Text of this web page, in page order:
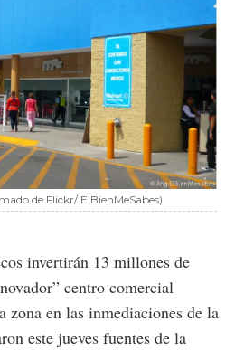
de Flickr/ ElBienMeSabes)
invertirán 13 millones de
centro comercial
zona en las inmediaciones de la
este jueves fuentes de la